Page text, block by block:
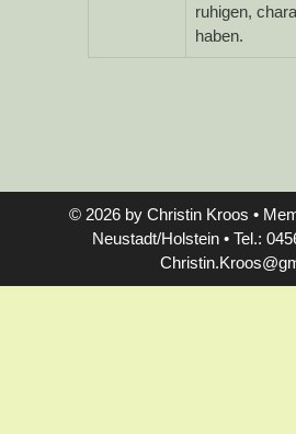
ruhigen,
haben.
© 2026 by Christin Kroos •
Neustadt/Holstein • Tel.: